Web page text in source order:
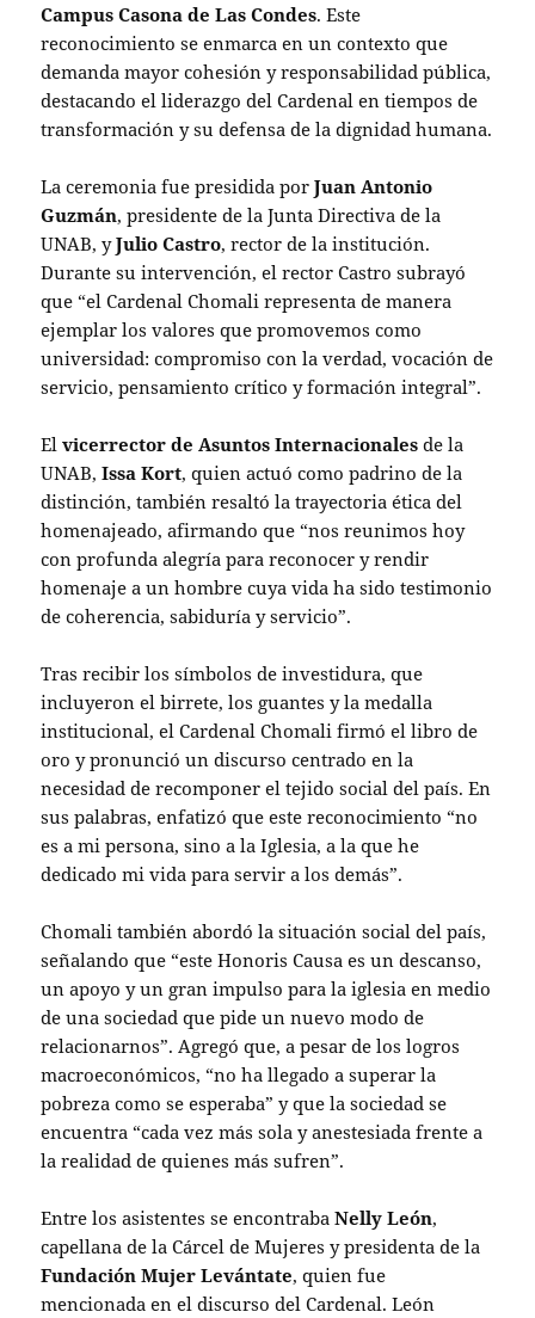
Campus Casona de Las Condes. Este
reconocimiento se enmarca en un contexto que
demanda mayor cohesión y responsabilidad pública,
destacando el liderazgo del Cardenal en tiempos de
transformación y su defensa de la dignidad humana.
La ceremonia fue presidida porJuan Antonio
Guzmán, presidente de la Junta Directiva de la
UNAB, yJulio Castro, rector de la institución.
Durante su intervención, el rector Castro subrayó
que “el Cardenal Chomali representa de manera
ejemplar los valores que promovemos como
universidad: compromiso con la verdad, vocación de
servicio, pensamiento crítico y formación integral”.
Elvicerrector de Asuntos Internacionales de la
UNAB,Issa Kort, quien actuó como padrino de la
distinción, también resaltó la trayectoria ética del
homenajeado, afirmando que “nos reunimos hoy
con profunda alegría para reconocer y rendir
homenaje a un hombre cuya vida ha sido testimonio
de coherencia, sabiduría y servicio”.
Tras recibir los símbolos de investidura, que
incluyeron el birrete, los guantes y la medalla
institucional, el Cardenal Chomali firmó el libro de
oro y pronunció un discurso centrado en la
necesidad de recomponer el tejido social del país. En
sus palabras, enfatizó que este reconocimiento “no
es a mi persona, sino a la Iglesia, a la que he
dedicado mi vida para servir a los demás”.
Chomali también abordó la situación social del país,
señalando que “este Honoris Causa es un descanso,
un apoyo y un gran impulso para la iglesia en medio
de una sociedad que pide un nuevo modo de
relacionarnos”. Agregó que, a pesar de los logros
macroeconómicos, “no ha llegado a superar la
pobreza como se esperaba” y que la sociedad se
encuentra “cada vez más sola y anestesiada frente a
la realidad de quienes más sufren”.
Entre los asistentes se encontrabaNelly León,
capellana de la Cárcel de Mujeres y presidenta de la
Fundación Mujer Levántate, quien fue
mencionada en el discurso del Cardenal. León